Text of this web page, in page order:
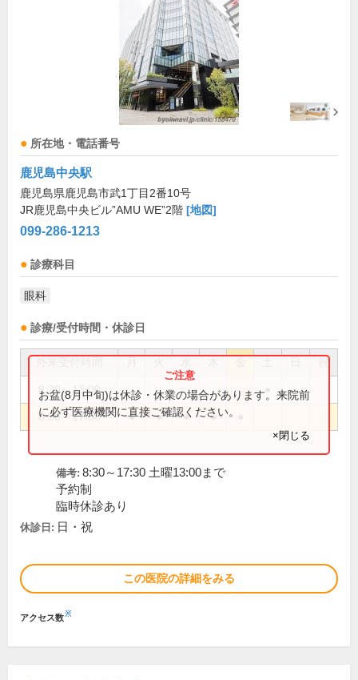
所在地・電話番号
鹿児島中央駅
鹿児島県鹿児島市武1丁目2番10号
JR鹿児島中央ビル”AMU WE”2階 [地図]
099-286-1213
診療科目
眼科
診療/受付時間・休診日
祝
8:30～13:00
8:30～17:30 ● ● ● ●
お盆(8月中旬)は休診・休業の場合があります。来院前
に必ず医療機関に直接ご確認ください。
×閉じる
備考: 8:30～17:30 土曜13:00まで
予約制
臨時休診あり
休診日: 日・祝
この医院の詳細をみる
アクセス数※